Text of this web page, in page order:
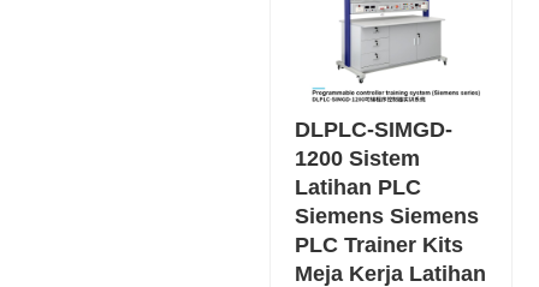
DLPLC-SIMGD-
1200 Sistem
Latihan PLC
Siemens Siemens
PLC Trainer Kits
Meja Kerja Latihan